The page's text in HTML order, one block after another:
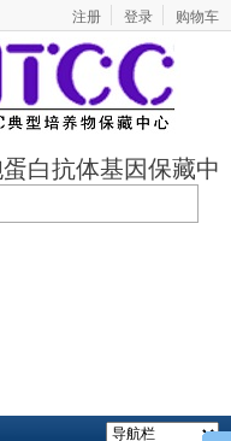
注册 登录 购物车
白抗体基因保藏中